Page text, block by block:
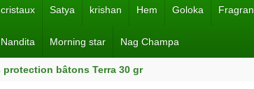
Satya krishan Hem Goloka
Nandita Morning star Nag Champa
protection bâtons Terra 30 gr